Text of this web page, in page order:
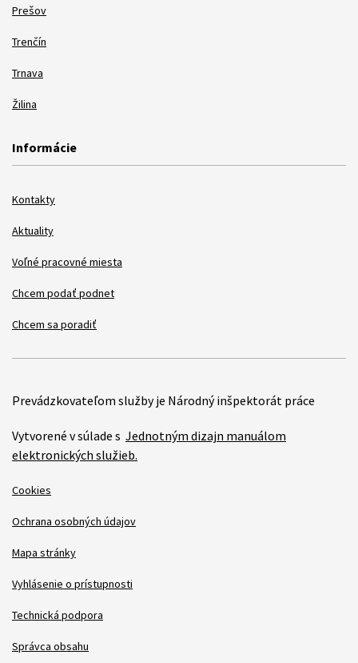
Prešov
Trenčín
Trnava
Žilina
Informácie
Kontakty
Aktuality
Voľné pracovné miesta
Chcem podať podnet
Chcem sa poradiť
Prevádzkovateľom služby je Národný inšpektorát práce
Vytvorené v súlade s Jednotným dizajn manuálom
elektronických služieb.
Cookies
Ochrana osobných údajov
Mapa stránky
Vyhlásenie o prístupnosti
Technická podpora
Správca obsahu